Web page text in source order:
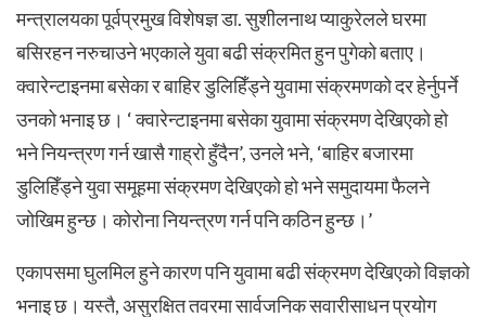
मन्त्रालयका पूर्वप्रमुख विशेषज्ञ डा. सुशीलनाथ प्याकुरेलले घरमा
बसिरहन नरुचाउने भएकाले युवा बढी संक्रमित हुन पुगेको बताए।
क्वारेन्टाइनमा बसेका र बाहिर डुलिहिँड्ने युवामा संक्रमणको दर हेर्नुपर्ने
उनको भनाइ छ। ‘ क्वारेन्टाइनमा बसेका युवामा संक्रमण देखिएको हो
भने नियन्त्रण गर्न खासै गाह्रो हुँदैन’, उनले भने, ‘बाहिर बजारमा
डुलिहिँड्ने युवा समूहमा संक्रमण देखिएको हो भने समुदायमा फैलने
जोखिम हुन्छ। कोरोना नियन्त्रण गर्न पनि कठिन हुन्छ।’
एकापसमा घुलमिल हुने कारण पनि युवामा बढी संक्रमण देखिएको विज्ञको
भनाइ छ। यस्तै, असुरक्षित तवरमा सार्वजनिक सवारीसाधन प्रयोग